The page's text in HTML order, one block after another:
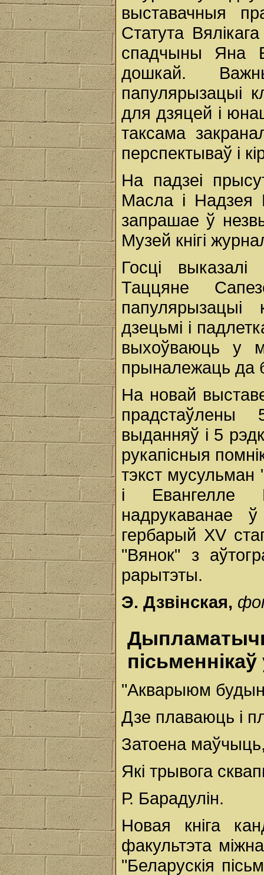
выставачныя
Статута
спадчыны Яна
дошкай.
папулярызацыі
для дзяцей і
таксама
перспектываў і
На падзеі
Масла і Надзея
запрашае ў
Музей кнігі
Госці
Таццяне
папулярызацыі
дзецьмі і
выхоўваюць у
прыналежаць да
На новай
прадстаўлены
выданняў і 5
рукапісныя
тэкст мусульман
і Евангелле
надрукаванае ў
гербарый ХV
"Вянок" з
рарытэты.
Э. Дзвінская,
"Акварыюм
Дзе плаваюць і
Затоена
Які трывога
Р. Барадулін.
Новая кніга
факультэта
"Беларускія